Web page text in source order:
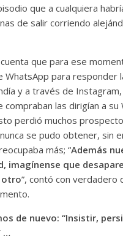
que a cualquiera
de salir corriendo
que para ese
WhatsApp para responder
y a través de
compraban las dirigían a su
perdió muchos
se pudo obtener, sin
más; “Además
imagínense que
otro”, contó con verdadero
de nuevo: “Insistir,
…